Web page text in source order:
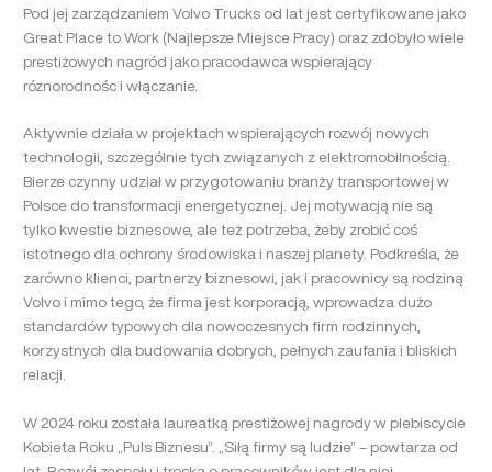
Pod jej zarządzaniem Volvo Trucks od lat jest certyfikowane jako
Great Place to Work (Najlepsze Miejsce Pracy) oraz zdobyło wiele
prestiżowych nagród jako pracodawca wspierający
róznorodnośc i włączanie.
Aktywnie działa w projektach wspierających rozwój nowych
technologii, szczególnie tych związanych z elektromobilnością.
Bierze czynny udział w przygotowaniu branży transportowej w
Polsce do transformacji energetycznej. Jej motywacją nie są
tylko kwestie biznesowe, ale też potrzeba, żeby zrobić coś
istotnego dla ochrony środowiska i naszej planety. Podkreśla, że
zarówno klienci, partnerzy biznesowi, jak i pracownicy są rodziną
Volvo i mimo tego, że firma jest korporacją, wprowadza dużo
standardów typowych dla nowoczesnych firm rodzinnych,
korzystnych dla budowania dobrych, pełnych zaufania i bliskich
relacji.
W 2024 roku została laureatką prestiżowej nagrody w plebiscycie
Kobieta Roku „Puls Biznesu”. „Siłą firmy są ludzie” – powtarza od